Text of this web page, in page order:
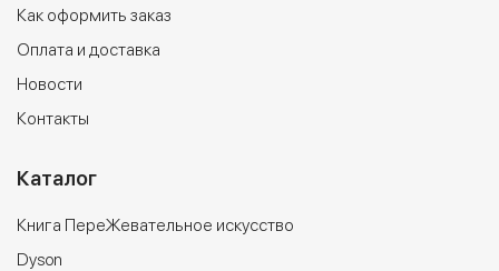
Как оформить заказ
Оплата и доставка
Новости
Контакты
Каталог
Книга ПереЖевательное искусство
Dyson